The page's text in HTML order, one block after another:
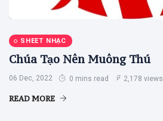
SHEET NHẠC
Chúa Tạo Nên Muông Thú
06 Dec, 2022 0 mins read 2,178 views
READ MORE